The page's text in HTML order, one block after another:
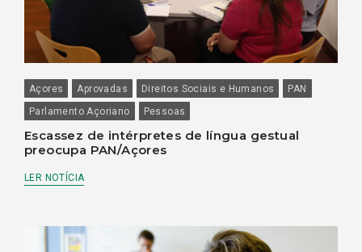
Açores Aprovadas Direitos Sociais e Humanos
PAN
Parlamento Açoriano
Pessoas
Escassez de intérpretes de língua gestual
preocupa PAN/Açores
LER NOTÍCIA